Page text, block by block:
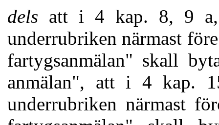
dels att i 4 kap. 8, 9
underrubriken närmast
fartygsanmälan" skall
anmälan", att i 4 kap.
underrubriken närmast